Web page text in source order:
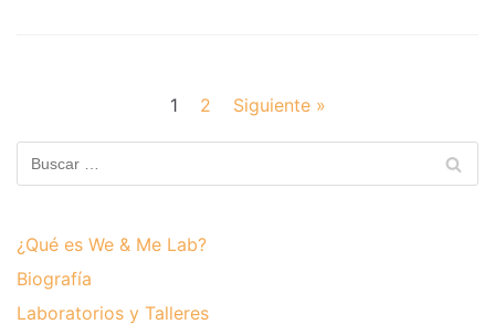
1 2 Siguiente »
¿Qué es We & Me Lab?
Biografía
Laboratorios y Talleres